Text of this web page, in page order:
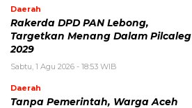
Daerah
Rakerda DPD PAN Lebong,
Targetkan Menang Dalam Pilcaleg
2029
Sabtu, 1 Agu 2026 - 18:53 WIB
Daerah
Tanpa Pemerintah, Warga Aceh